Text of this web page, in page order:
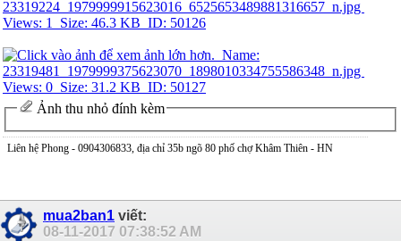
Ảnh thu nhỏ đính kèm
Liên hệ Phong - 0904306833, địa chỉ 35b ngõ 80 phố chợ Khâm Thiên - HN
mua2ban1 viết:
08-11-2017 07:38:52 AM